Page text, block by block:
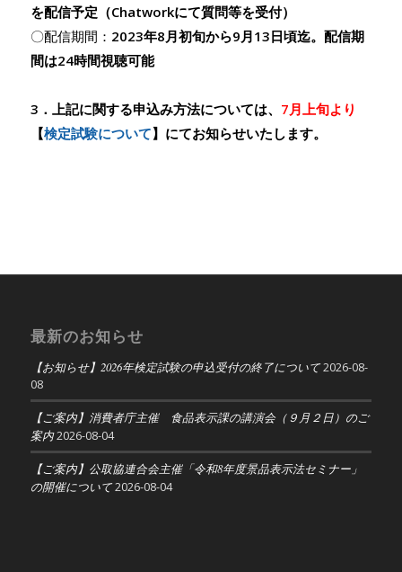
を配信予定（Chatworkにて質問等を受付）
〇配信期間： 2023年8月初旬から9月13日頃迄。配信期
間は24時間視聴可能
3．上記に関する申込み方法については、 7月上旬より
【検定試験について】 にてお知らせいたします。
最新のお知らせ
【お知らせ】2026年検定試験の申込受付の終了について 2026-08-
08
【ご案内】消費者庁主催 食品表示課の講演会（９月２日）のご
案内 2026-08-04
【ご案内】公取協連合会主催「令和8年度景品表示法セミナー」
の開催について 2026-08-04